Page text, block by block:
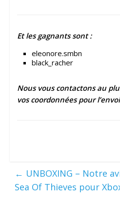
Et les gagnants sont :
eleonore.smbn
black_racher
Nous vous contactons au
vos coordonnées pour
← UNBOXING – Notre
Sea Of Thieves pour